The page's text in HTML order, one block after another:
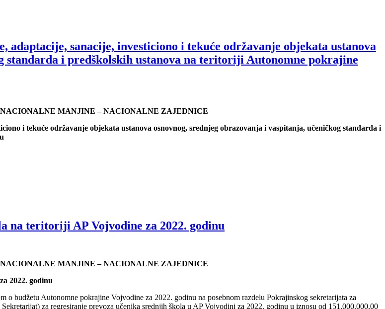
sanacije, investiciono i tekuće održavanje objekata ustanova
standarda i predškolskih ustanova na teritoriji Autonomne pokrajine
MANJINE – NACIONALNE ZAJEDNICE
i tekuće održavanje objekata ustanova osnovnog, srednjeg obrazovanja i vaspitanja, učeničkog standarda i
na teritoriji AP Vojvodine za 2022. godinu
MANJINE – NACIONALNE ZAJEDNICE
2022. godinu
o budžetu Autonomne pokrajine Vojvodine za 2022. godinu na posebnom razdelu Pokrajinskog sekretarijata za
za regresiranje prevoza učenika srednjih škola u AP Vojvodini za 2022. godinu u iznosu od 151.000.000,00